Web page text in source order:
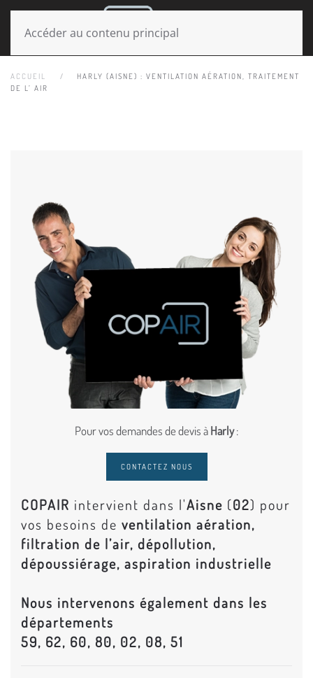
Accéder au contenu principal
ACCUEIL
HARLY (AISNE) : VENTILATION AÉRATION, TRAITEMENT
DE L’ AIR
Pour vos demandes de devis àHarly:
CONTACTEZ NOUS
COPAIR intervient dans l'Aisne (02) pour
vos besoins de ventilation aération,
filtration de l’air, dépollution,
dépoussiérage, aspiration industrielle
Nous intervenons également dans les
départements
59, 62, 60, 80, 02, 08, 51